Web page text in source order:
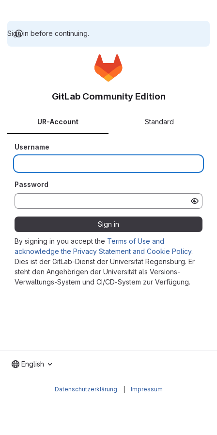
Sign in before continuing.
Dies ist der GitLab-Dienst der Universität Regensburg. Er
steht den Angehörigen der Universität als Versions-
Verwaltungs-System und CI/CD-System zur Verfügung.
GitLab Community Edition
UR-Account Standard
Username
Password
Sign in
By signing in you accept the Terms of Use and
acknowledge the Privacy Statement and Cookie Policy.
English
Datenschutzerklärung Impressum